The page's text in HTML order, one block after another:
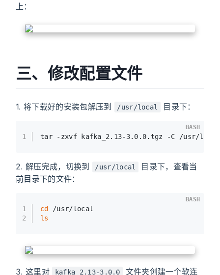
上：
三、修改配置文件
1. 将下载好的安装包解压到 /usr/local 目录下：
1 tar -zxvf kafka_2.13-3.0.0.tgz -C /usr/
BASH
2. 解压完成，切换到 /usr/local
目录下，查看当
前目录下的文件：
1
2
cd
/usr/local
ls
BASH
3. 这里对 kafka_2.13-3.0.0 文件夹创建一个软连